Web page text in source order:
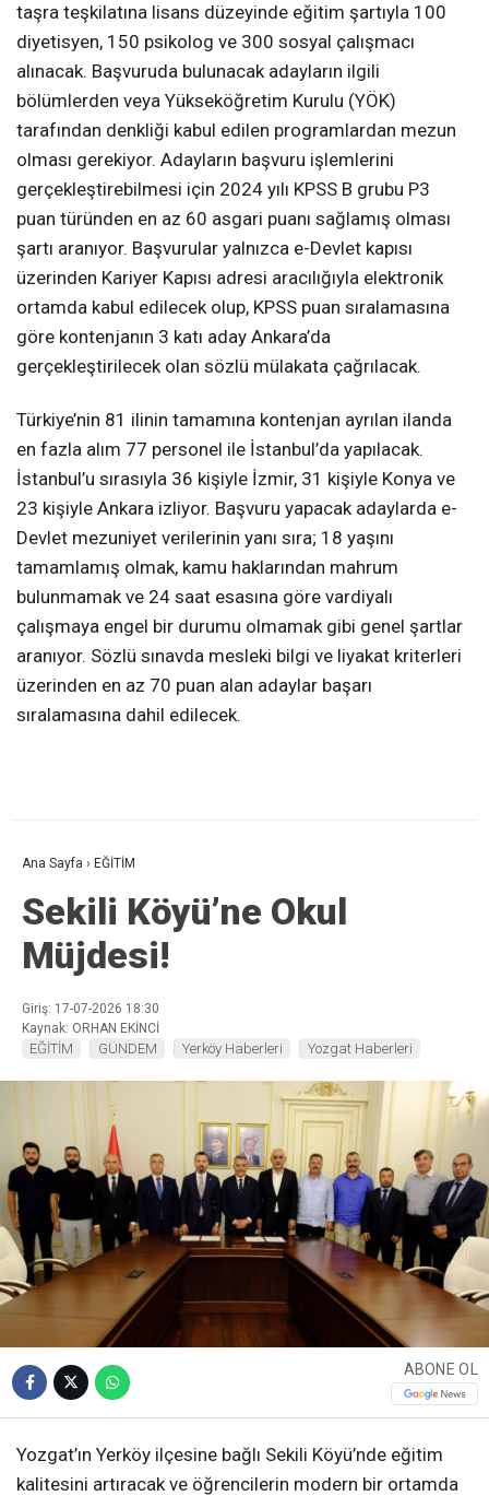
taşra teşkilatına lisans düzeyinde eğitim şartıyla 100
diyetisyen, 150 psikolog ve 300 sosyal çalışmacı
alınacak. Başvuruda bulunacak adayların ilgili
bölümlerden veya Yükseköğretim Kurulu (YÖK)
tarafından denkliği kabul edilen programlardan mezun
olması gerekiyor. Adayların başvuru işlemlerini
gerçekleştirebilmesi için 2024 yılı KPSS B grubu P3
puan türünden en az 60 asgari puanı sağlamış olması
şartı aranıyor. Başvurular yalnızca e-Devlet kapısı
üzerinden Kariyer Kapısı adresi aracılığıyla elektronik
ortamda kabul edilecek olup, KPSS puan sıralamasına
göre kontenjanın 3 katı aday Ankara’da
gerçekleştirilecek olan sözlü mülakata çağrılacak.
Türkiye’nin 81 ilinin tamamına kontenjan ayrılan ilanda
en fazla alım 77 personel ile İstanbul’da yapılacak.
İstanbul’u sırasıyla 36 kişiyle İzmir, 31 kişiyle Konya ve
23 kişiyle Ankara izliyor. Başvuru yapacak adaylarda e-
Devlet mezuniyet verilerinin yanı sıra; 18 yaşını
tamamlamış olmak, kamu haklarından mahrum
bulunmamak ve 24 saat esasına göre vardiyalı
çalışmaya engel bir durumu olmamak gibi genel şartlar
aranıyor. Sözlü sınavda mesleki bilgi ve liyakat kriterleri
üzerinden en az 70 puan alan adaylar başarı
sıralamasına dahil edilecek.
Ana Sayfa › EĞİTİM
Sekili Köyü’ne Okul
Müjdesi!
Giriş: 17-07-2026 18:30
Kaynak: ORHAN EKİNCİ
EĞİTİM GÜNDEM Yerköy Haberleri Yozgat Haberleri
ABONE OL
Yozgat’ın Yerköy ilçesine bağlı Sekili Köyü’nde eğitim
kalitesini artıracak ve öğrencilerin modern bir ortamda